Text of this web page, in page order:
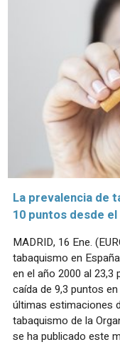
La prevalencia de
10 puntos desde el
MADRID, 16 Ene.
tabaquismo en
en el año 2000 al
caída de 9,3 puntos
últimas estimaciones
tabaquismo de la
se ha publicado este